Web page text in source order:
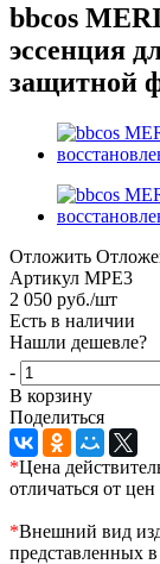
bbcos
эссенция
защитной
Отложить
Артикул MPE3
2 050 руб./шт
Есть в наличии
Нашли дешевле?
-
В корзину
Поделиться
*Цена
отличаться от
*Внешний вид
представленных